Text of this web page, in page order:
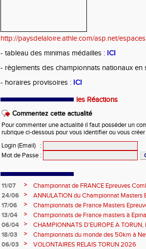
http://paysdelaloire.athle.com/asp.net/
- tableau des minimas médailles : ICI
- règlements des championnats nationaux en
- horaires provisoires : ICI
les Réactions
Commentez cette actualité
Pour commenter une actualité il faut posséder un
rubrique ci-dessous pour vous identifier ou vous
Login (Email)
:
Mot de Passe :
11/07 >
Championnat de FRANCE Epreuves
et Marche CHATEAUROUX
24/06 >
ANNULATION du Championnat Masters
Châteauroux les 27-28 juin
17/06 >
Championnats de France Masters
fond long
13/04 >
Championnats de France masters à
prévisionnels, montée de barres et
06/04 >
CHAMPIONNATS D'EUROPE A
18/03
>
Championnats du monde des 50km à
Sébastien DOUMENC.
06/03 >
VOLONTAIRES RELAIS TORUN 2026